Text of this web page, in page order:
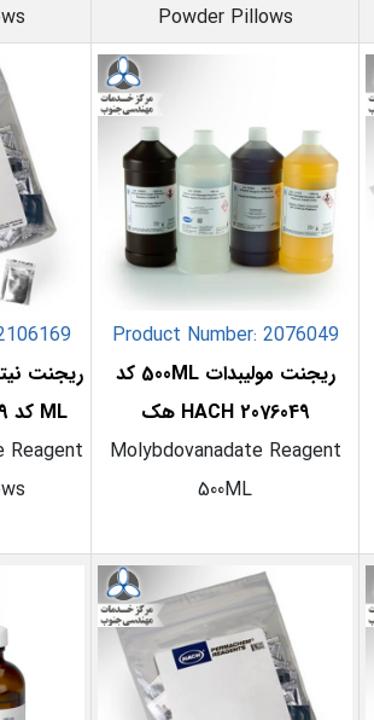
Powder Pillows
Product Number: 2076049
ریجنت مولیبدات 500ML کد
2076049 HACH هک
Molybdovanadate Reagent
500ML
ML کد 2106169 HACH هک